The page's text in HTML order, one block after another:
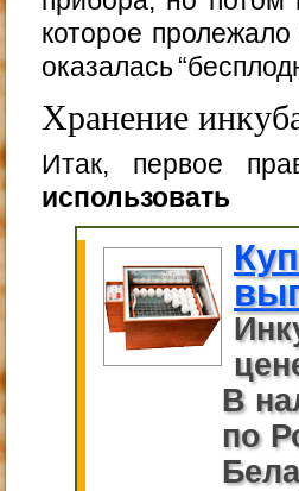
которое
оказалась
Хранение
Итак, первое
использовать
В
по